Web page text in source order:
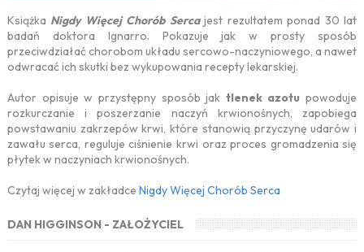
Książka Nigdy Więcej Chorób Sercajest rezultatem ponad 30 lat
badań doktora Ignarro. Pokazuje jak w prosty sposób
przeciwdziałać chorobom układu sercowo-naczyniowego, a nawet
odwracać ich skutki bez wykupowania recepty lekarskiej.
Autor opisuje w przystępny sposób jak tlenek azotu powoduje
rozkurczanie i poszerzanie naczyń krwionośnych, zapobiega
powstawaniu zakrzepów krwi, które stanowią przyczynę udarów i
zawału serca, reguluje ciśnienie krwi oraz proces gromadzenia się
płytek w naczyniach krwionośnych.
Czytaj więcej w zakładce Nigdy Więcej Chorób Serca
DAN HIGGINSON - ZAŁOŻYCIEL